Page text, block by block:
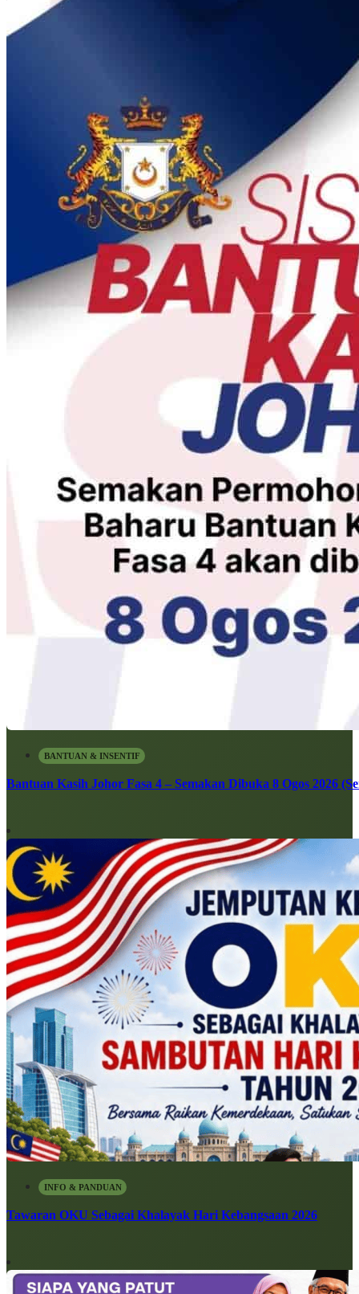
BANTUAN & INSENTIF
Bantuan Kasih Johor Fasa 4 – Semakan Dibuka 8 Ogos 2026
INFO & PANDUAN
Tawaran OKU Sebagai Khalayak Hari Kebangsaan 2026